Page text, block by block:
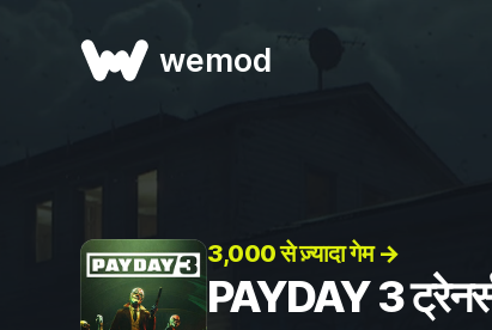
wemod
3,000 से ज़्यादा गेम →
PAYDAY 3